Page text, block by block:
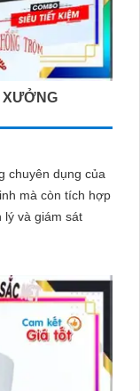
XƯỞNG
chuyên dụng của
mà còn tích hợp